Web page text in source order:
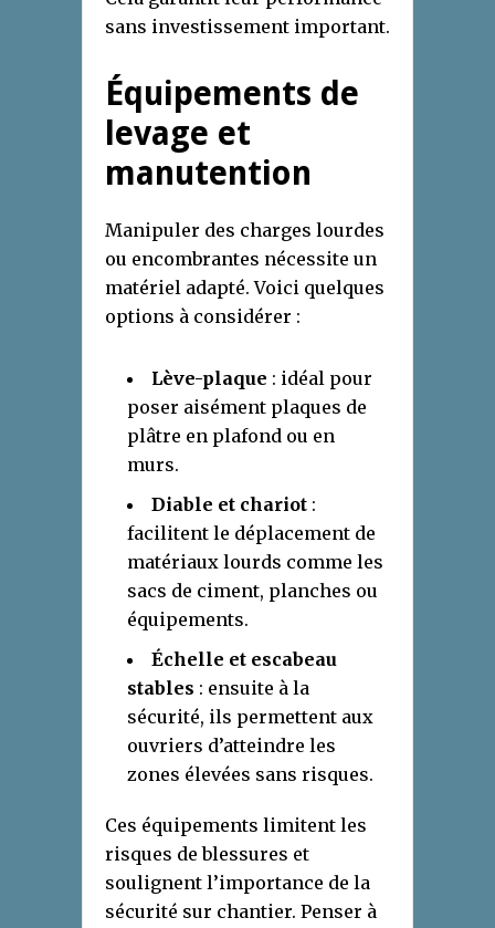
sans investissement important.
Équipements de
levage et
manutention
Manipuler des charges lourdes
ou encombrantes nécessite un
matériel adapté. Voici quelques
options à considérer :
Lève-plaque : idéal pour
poser aisément plaques de
plâtre en plafond ou en
murs.
Diable et chariot :
facilitent le déplacement de
matériaux lourds comme les
sacs de ciment, planches ou
équipements.
Échelle et escabeau
stables : ensuite à la
sécurité, ils permettent aux
ouvriers d’atteindre les
zones élevées sans risques.
Ces équipements limitent les
risques de blessures et
soulignent l’importance de la
sécurité sur chantier. Penser à